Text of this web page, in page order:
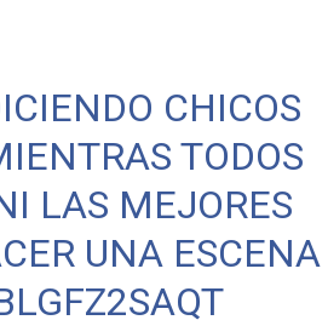
CHICOS
TODOS
LAS MEJORES
UNA ESCENA